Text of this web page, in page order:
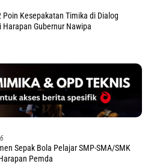
Poin Kesepakatan Timika di Dialog
Harapan Gubernur Nawipa
Sepak Bola Pelajar SMP-SMA/SMK
Pemda